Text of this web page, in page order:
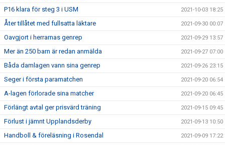
P16 klara för steg 3 i USM 2021-10-03 18:25
Åter tillåtet med fullsatta läktare 2021-09-30 00:07
Oavgjort i herrarnas genrep 2021-09-29 13:57
Mer än 250 barn är redan anmälda 2021-09-27 07:00
Båda damlagen vann sina genrep 2021-09-26 23:15
Seger i första paramatchen 2021-09-20 06:54
A-lagen förlorade sina matcher 2021-09-20 06:45
Förlängt avtal ger prisvärd träning 2021-09-15 09:45
Förlust i jämnt Upplandsderby 2021-09-13 10:50
Handboll & föreläsning i Rosendal 2021-09-09 17:22